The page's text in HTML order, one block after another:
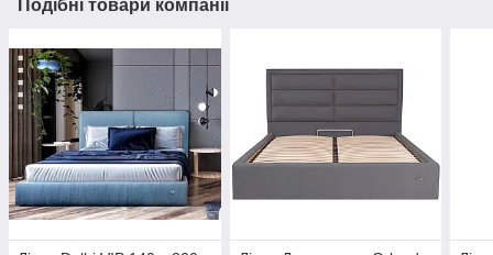
Подібні товари компанії